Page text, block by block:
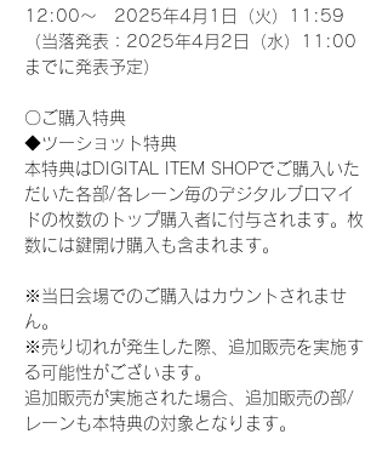
12:00～　2025年4月1日（火）11:59
（当落発表：2025年4月2日（水）11:00
までに発表予定）
〇ご購入特典
◆ツーショット特典
本特典はDIGITAL ITEM SHOPでご購入いた
だいた各部/各レーン毎のデジタルブロマイ
ドの枚数のトップ購入者に付与されます。枚
数には鍵開け購入も含まれます。
※当日会場でのご購入はカウントされませ
ん。
※売り切れが発生した際、追加販売を実施す
る可能性がございます。
追加販売が実施された場合、追加販売の部/
レーンも本特典の対象となります。